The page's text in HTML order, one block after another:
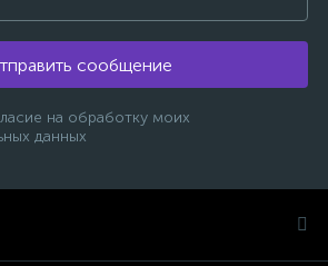
сообщение
на обработку моих
данных